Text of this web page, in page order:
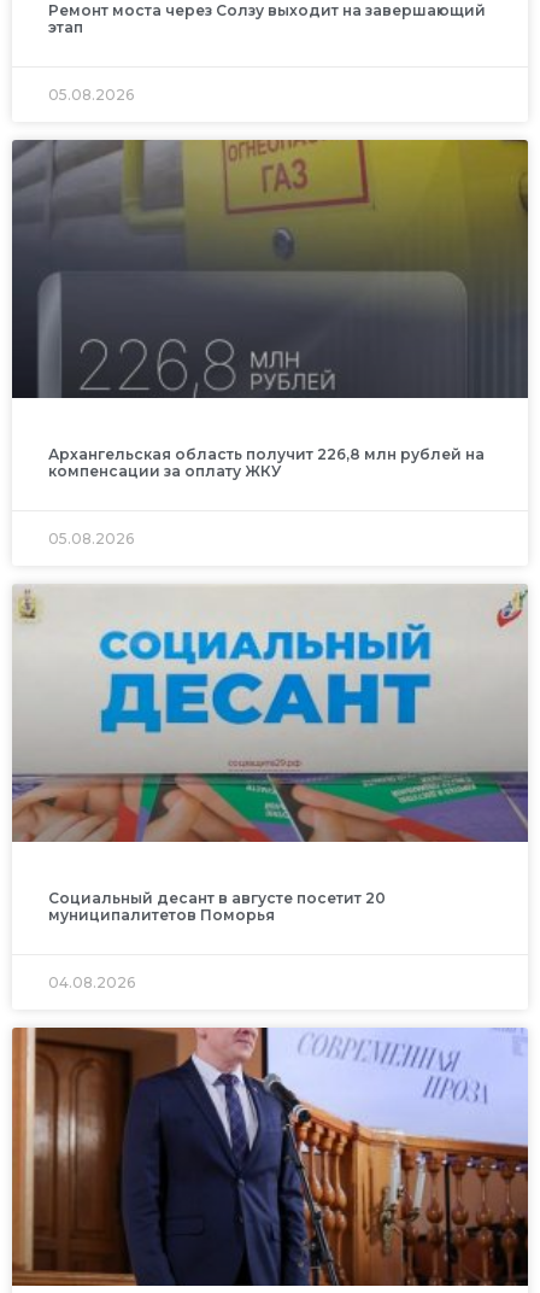
Ремонт моста через Солзу выходит на завершающий
этап
05.08.2026
Архангельская область получит 226,8 млн рублей на
компенсации за оплату ЖКУ
05.08.2026
Социальный десант в августе посетит 20
муниципалитетов Поморья
04.08.2026